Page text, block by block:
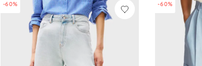
-60% -60%